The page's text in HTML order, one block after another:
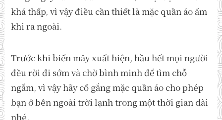
khá thấp, vì vậy điều cần thiết là mặc quần áo ấm
khi ra ngoài.
Trước khi biển mây xuất hiện, hầu hết mọi người
đều rời đi sớm và chờ bình minh để tìm chỗ
ngắm, vì vậy hãy cố gắng mặc quần áo cho phép
bạn ở bên ngoài trời lạnh trong một thời gian dài
nhé.